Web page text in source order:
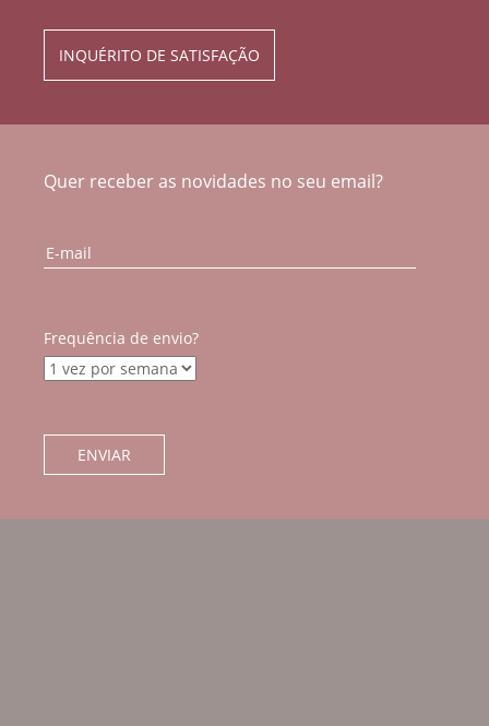
INQUÉRITO DE SATISFAÇÃO
Quer receber as novidades no seu email?
Frequência de envio?